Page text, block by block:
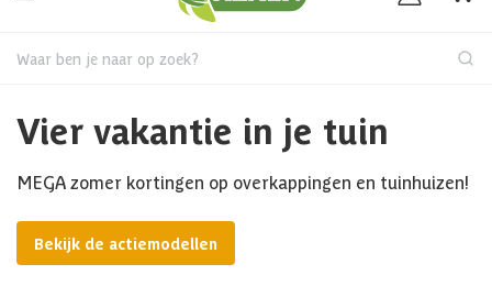
Waar ben je naar op zoek?
Vier vakantie in je tuin
MEGA zomer kortingen op overkappingen en tuinhuizen!
Bekijk de actiemodellen